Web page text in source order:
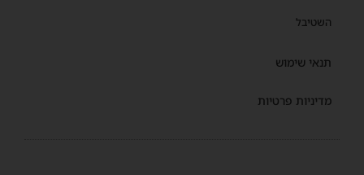
השטיבל
תנאי שימוש
מדיניות פרטיות